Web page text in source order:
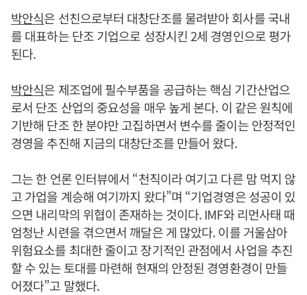
박안식은 선친으로부터 대창단조를 물려받아 회사를 국내
를 대표하는 단조 기업으로 성장시킨 2세 경영인으로 평가
된다.
박안식은 제조업에 필수부품을 공급하는 핵심 기간산업으
로서 단조 산업의 중요성을 매우 높게 본다. 이 같은 원칙에
기반해 단조 한 분야만 고집하면서 변수를 줄이는 안정적인
경영을 추진해 지금의 대창단조를 만들어 왔다.
그는 한 언론 인터뷰에서 “천직이라 여기고 다른 맘 먹지 않
고 가업을 계승해 여기까지 왔다”며 “기업경영은 성공이 있
으면 내리막의 위협이 존재하는 것이다. IMF와 리먼사태 때
엄청난 시련을 겪으면서 깨달은 게 많았다. 이를 거울삼아
위험요소를 최대한 줄이고 장기적인 관점에서 사업을 추진
할 수 있는 토대를 마련해 현재의 안정된 경영환경이 만들
어졌다”고 말했다.